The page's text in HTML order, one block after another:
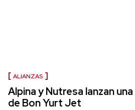
ALIANZAS
Alpina y Nutresa lanzan
de Bon Yurt Jet